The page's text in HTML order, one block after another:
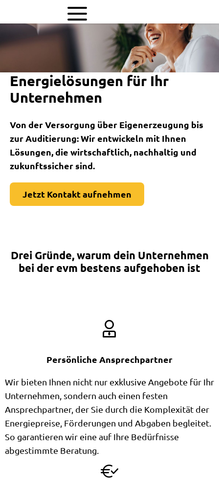
Energielösungen für Ihr
Unternehmen
Von der Versorgung über Eigenerzeugung bis
zur Auditierung: Wir entwickeln mit Ihnen
Lösungen, die wirtschaftlich, nachhaltig und
zukunftssicher sind.
Jetzt Kontakt aufnehmen
Drei Gründe, warum dein Unternehmen
bei der evm bestens aufgehoben ist
Persönliche Ansprechpartner
Wir bieten Ihnen nicht nur exklusive Angebote für Ihr
Unternehmen, sondern auch einen festen
Ansprechpartner, der Sie durch die Komplexität der
Energiepreise, Förderungen und Abgaben begleitet.
So garantieren wir eine auf Ihre Bedürfnisse
abgestimmte Beratung.